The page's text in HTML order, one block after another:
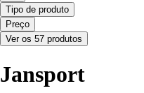
Tipo de produto
Preço
Ver os 57 produtos
Jansport